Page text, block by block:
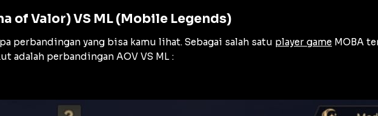
of Valor) VS ML (Mobile Legends)
perbandingan yang bisa kamu lihat. Sebagai salah satu player game MOBA
adalah perbandingan AOV VS ML :